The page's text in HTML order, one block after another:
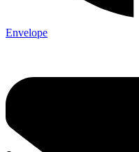
Envelope